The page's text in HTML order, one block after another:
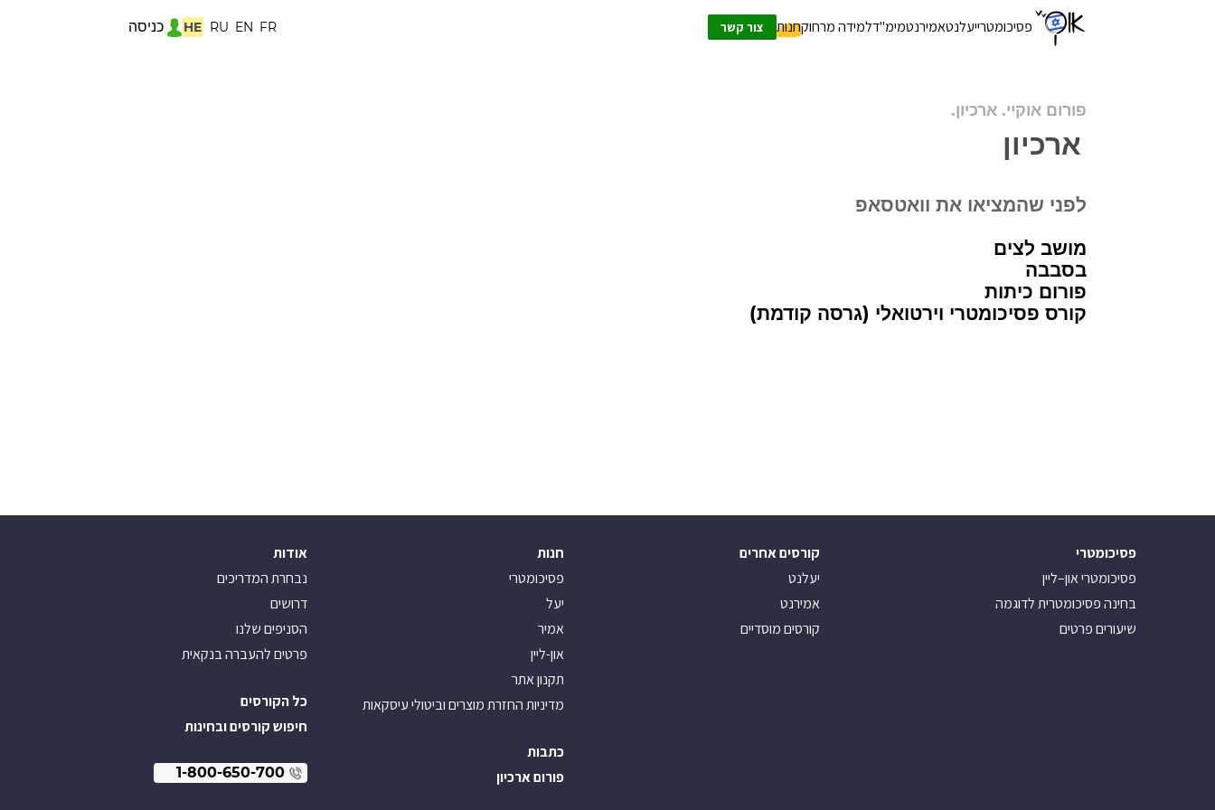
פסיכומטרייעלנטאמירנטמימ"דלמידה מרחוקחנות צור קשר HE RU EN FR כניסה
פורום אוקיי. ארכיון.
ארכיון
לפני שהמציאו את וואטסאפ
מושב לצים
בסבבה
פורום כיתות
קורס פסיכומטרי וירטואלי (גרסה קודמת)
פסיכומטרי
פסיכומטרי און–ליין
בחינה פסיכומטרית לדוגמה
שיעורים פרטים
קורסים אחרים
יעלנט
אמירנט
קורסים מוסדיים
חנות
פסיכומטרי
יעל
אמיר
און-ליין
תקנון אתר
מדיניות החזרת מוצרים וביטולי עיסקאות
כתבות
פורום ארכיון
אודות
נבחרת המדריכים
דרושים
הסניפים שלנו
פרטים להעברה בנקאית
כל הקורסים
חיפוש קורסים ובחינות
1-800-650-700